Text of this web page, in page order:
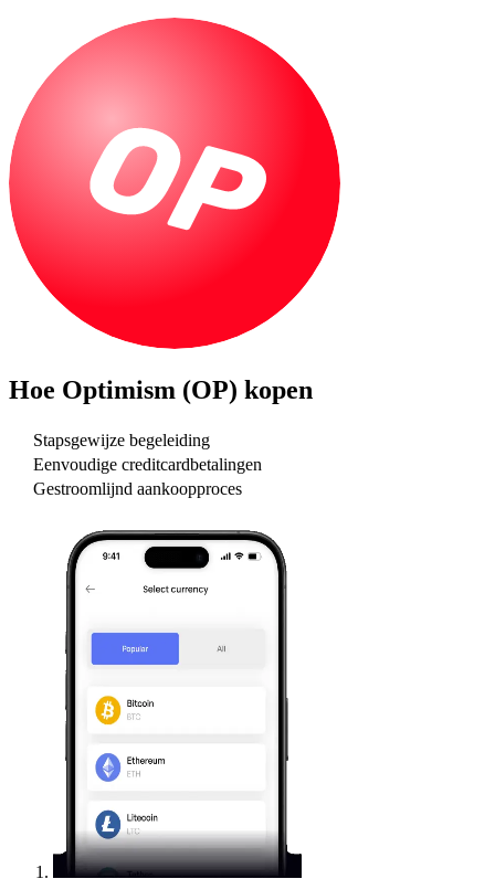
Hoe Optimism (OP) kopen
Stapsgewijze begeleiding
Eenvoudige creditcardbetalingen
Gestroomlijnd aankoopproces